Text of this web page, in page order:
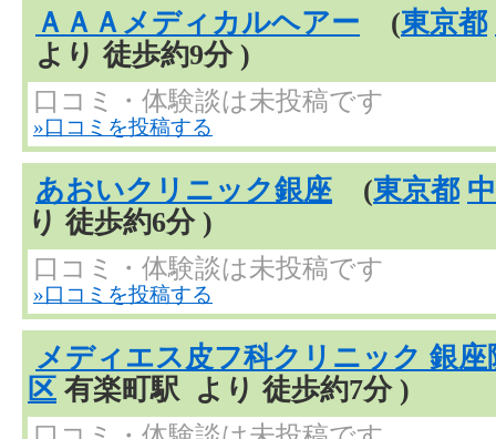
ＡＡＡメディカルヘアー (東京都
より 徒歩約9分 )
口コミ・体験談は未投稿です
»口コミを投稿する
あおいクリニック銀座 (東京都
り 徒歩約6分 )
口コミ・体験談は未投稿です
»口コミを投稿する
メディエス皮フ科クリニック 銀座
区 有楽町駅 より 徒歩約7分 )